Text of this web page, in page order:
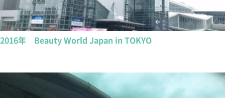
2016年 Beauty World Japan in TOKYO